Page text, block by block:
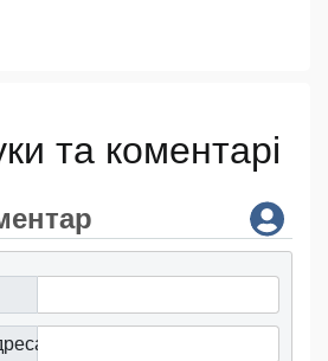
та коментарі